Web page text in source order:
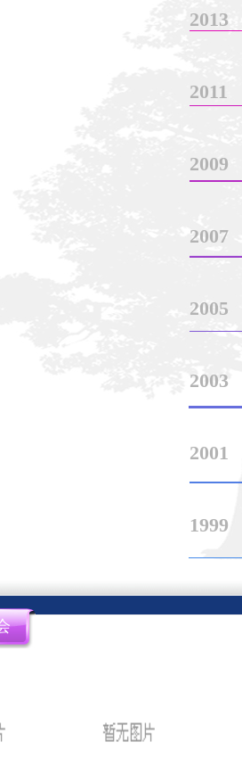
育健康教育系列活动启动仪式。
健康日”暨2014年泌尿健康关爱行动启
2013
2011
2009
2007
2005
2003
2001
1999